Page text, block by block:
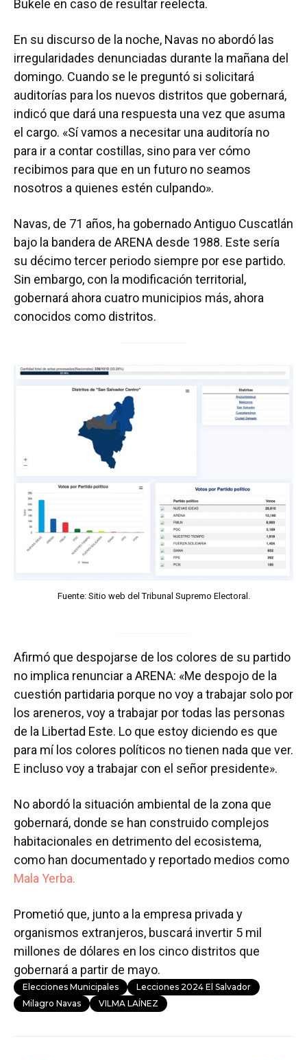
Bukele en caso de resultar reelecta.
En su discurso de la noche, Navas no abordó las
irregularidades denunciadas durante la mañana del
domingo. Cuando se le preguntó si solicitará
auditorías para los nuevos distritos que gobernará,
indicó que dará una respuesta una vez que asuma
el cargo. «Sí vamos a necesitar una auditoría no
para ir a contar costillas, sino para ver cómo
recibimos para que en un futuro no seamos
nosotros a quienes estén culpando».
Navas, de 71 años, ha gobernado Antiguo Cuscatlán
bajo la bandera de ARENA desde 1988. Este sería
su décimo tercer periodo siempre por ese partido.
Sin embargo, con la modificación territorial,
gobernará ahora cuatro municipios más, ahora
conocidos como distritos.
Fuente: Sitio web del Tribunal Supremo Electoral.
Afirmó que despojarse de los colores de su partido
no implica renunciar a ARENA: «Me despojo de la
cuestión partidaria porque no voy a trabajar solo por
los areneros, voy a trabajar por todas las personas
de la Libertad Este. Lo que estoy diciendo es que
para mí los colores políticos no tienen nada que ver.
E incluso voy a trabajar con el señor presidente».
No abordó la situación ambiental de la zona que
gobernará, donde se han construido complejos
habitacionales en detrimento del ecosistema,
como han documentado y reportado medios como
Mala Yerba.
Prometió que, junto a la empresa privada y
organismos extranjeros, buscará invertir 5 mil
millones de dólares en los cinco distritos que
gobernará a partir de mayo.
Elecciones Municipales
Lecciones 2024 El Salvador
Milagro Navas
VILMA LAÍNEZ